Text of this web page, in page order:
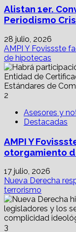
Alistan 1er.
Periodismo
28 julio, 2026
AMPI Y Fovissste
de hipotecas
2
Asesores y
Destacadas
AMPI Y
otorgamiento
17 julio, 2026
Nueva Derecha
terrorismo
3